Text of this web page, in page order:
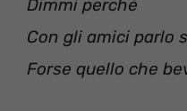
Dimmi perché
Con gli amici parlo
Forse quello che